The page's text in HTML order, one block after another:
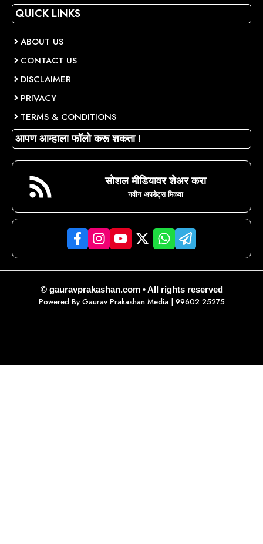
QUICK LINKS
ABOUT US
CONTACT US
DISCLAIMER
PRIVACY
TERMS & CONDITIONS
आपण आम्हाला फॉलो करू शकता !
सोशल मीडियावर शेअर करा
नवीन अपडेट्स मिळवा
© gauravprakashan.com • All rights reserved
Powered By Gaurav Prakashan Media| 99602 25275